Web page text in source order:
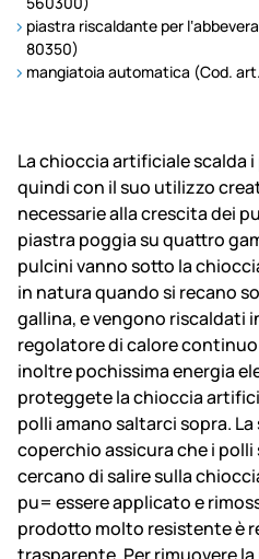
piastra riscaldante per
80350)
mangiatoia automatica (Cod.
La chioccia artificiale scalda
quindi con il suo utilizzo
necessarie alla crescita dei
piastra poggia su quattro
pulcini vanno sotto la
in natura quando si recano
gallina, e vengono riscaldati
regolatore di calore
inoltre pochissima energia
proteggete la chioccia
polli amano saltarci sopra.
coperchio assicura che i
cercano di salire sulla
pu= essere applicato e
prodotto molto resistente è